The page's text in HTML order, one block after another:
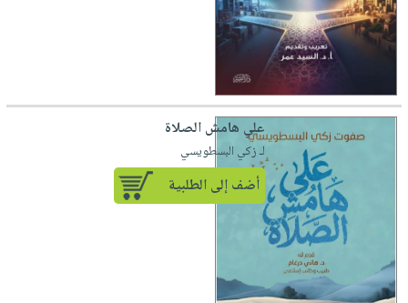
علي هامش الصلاة
لـ زكي البسطويسي
أضف إلى الطلبية